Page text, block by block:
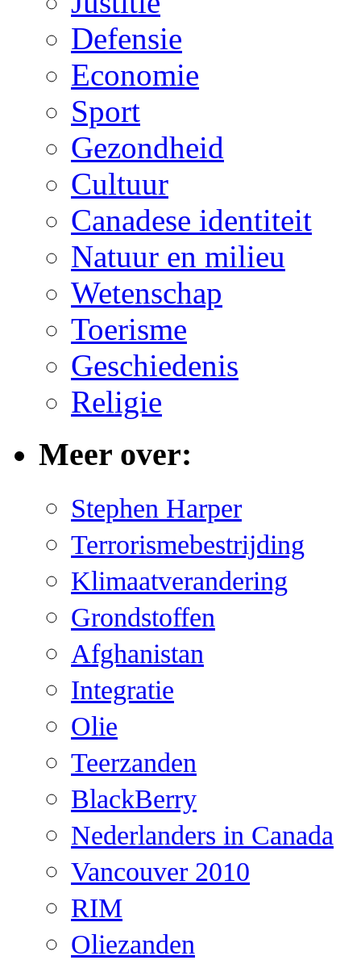
Defensie
Economie
Sport
Gezondheid
Cultuur
Canadese identiteit
Natuur en milieu
Wetenschap
Toerisme
Geschiedenis
Religie
Meer over:
Stephen Harper
Terrorismebestrijding
Klimaatverandering
Grondstoffen
Afghanistan
Integratie
Olie
Teerzanden
BlackBerry
Nederlanders in Canada
Vancouver 2010
RIM
Oliezanden